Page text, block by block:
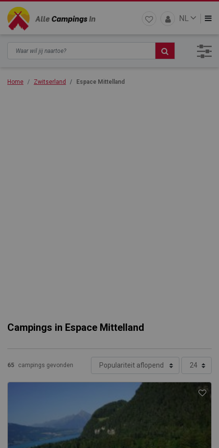
NL
Home Zwitserland Espace Mittelland
Campings in Espace Mittelland
65 campings gevonden